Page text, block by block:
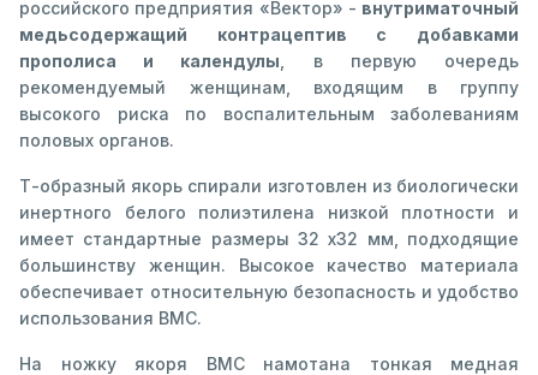
российского предприятия «Вектор» - внутриматочный
медьсодержащий контрацептив с добавками
прополиса и календулы , в первую очередь
рекомендуемый женщинам, входящим в группу
высокого риска по воспалительным заболеваниям
половых органов.
Т-образный якорь спирали изготовлен из биологически
инертного белого полиэтилена низкой плотности и
имеет стандартные размеры 32 х32 мм, подходящие
большинству женщин. Высокое качество материала
обеспечивает относительную безопасность и удобство
использования ВМС.
На ножку якоря ВМС намотана тонкая медная